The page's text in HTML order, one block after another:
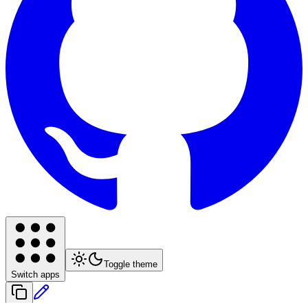
Switch apps
Toggle theme